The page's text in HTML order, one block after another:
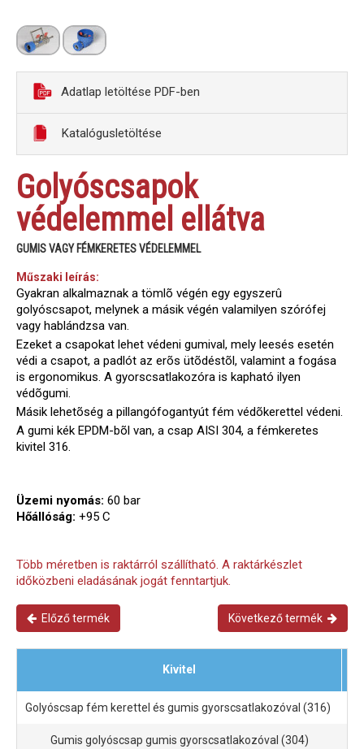
Adatlap letöltése PDF-ben
Katalógusletöltése
Golyóscsapok
védelemmel ellátva
GUMIS VAGY FÉMKERETES VÉDELEMMEL
Műszaki leírás:
Gyakran alkalmaznak a tömlõ végén egy egyszerû
golyóscsapot, melynek a másik végén valamilyen szórófej
vagy hablándzsa van.
Ezeket a csapokat lehet védeni gumival, mely leesés esetén
védi a csapot, a padlót az erõs ütõdéstõl, valamint a fogása
is ergonomikus. A gyorscsatlakozóra is kapható ilyen
védõgumi.
Másik lehetõség a pillangófogantyút fém védõkerettel védeni.
A gumi kék EPDM-bõl van, a csap AISI 304, a fémkeretes
kivitel 316.
Üzemi nyomás: 60 bar
Hőállóság: +95 C
Több méretben is raktárról szállítható. A raktárkészlet
időközbeni eladásának jogát fenntartjuk.
Előző termék Következő termék
Kivitel
Golyóscsap fém kerettel és gumis gyorscsatlakozóval (316)
Gumis golyóscsap gumis gyorscsatlakozóval (304)